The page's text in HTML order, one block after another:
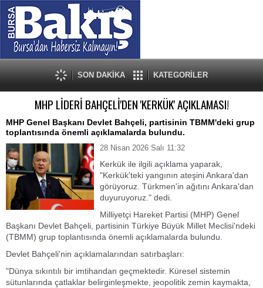
SON DAKİKA KATEGORİLER
MHP LİDERİ BAHÇELİ'DEN 'KERKÜK' AÇIKLAMASI!
MHP Genel Başkanı Devlet Bahçeli, partisinin TBMM'deki grup
toplantısında önemli açıklamalarda bulundu.
28 Nisan 2026 Salı 11:32
Kerkük ile ilgili açıklama yaparak,
"Kerkük'teki yangının ateşini Ankara'dan
görüyoruz. Türkmen'in ağıtını Ankara'dan
duyuruyoruz." dedi.
Milliyetçi Hareket Partisi (MHP) Genel
Başkanı Devlet Bahçeli, partisinin Türkiye Büyük Millet Meclisi'ndeki
(TBMM) grup toplantısında önemli açıklamalarda bulundu.
Devlet Bahçeli'nin açıklamalarından satırbaşları:
"Dünya sıkıntılı bir imtihandan geçmektedir. Küresel sistemin
sütunlarında çatlaklar belirginleşmekte, jeopolitik zemin kaymakta,